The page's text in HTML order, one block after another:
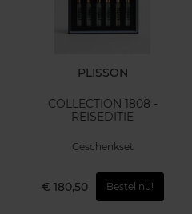
PLISSON
COLLECTION 1808 -
REISEDITIE
Geschenkset
€ 180,50 Bestel nu!